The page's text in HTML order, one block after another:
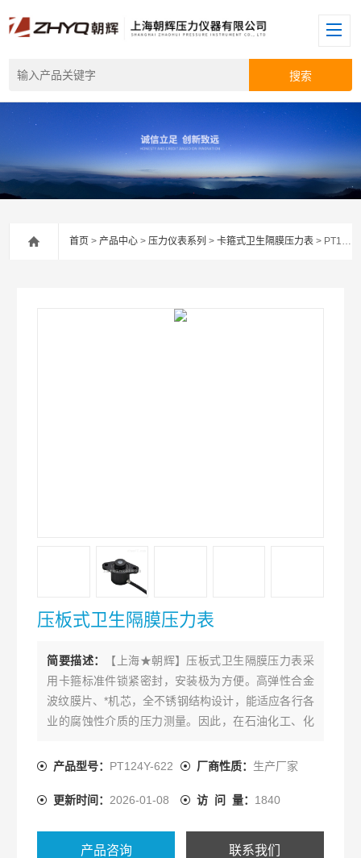
首页 >产品中心 >压力仪表系列 >卡箍式卫生隔膜压力表 > PT124Y-622压板式卫生隔膜压力表
压板式卫生隔膜压力表
简要描述：
【上海★朝辉】压板式卫生隔膜压力表采
用卡箍标准件锁紧密封，安装极为方便。高弹性合金
波纹膜片、*机芯，全不锈钢结构设计，能适应各行各
业的腐蚀性介质的压力测量。因此，在石油化工、化
到广泛的应用
产品型号： PT124Y-622 厂商性质： 生产厂家
更新时间： 2026-01-08 访 问 量： 1840
产品咨询 联系我们